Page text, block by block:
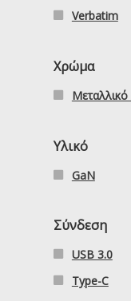
Verbatim
Χρώμα
Υλικό
GaN
Σύνδεση
USB 3.0
Type-C